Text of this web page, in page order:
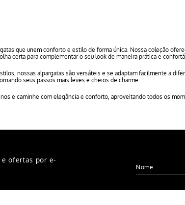
que unem conforto e estilo de forma única. Nossa coleção
certa para complementar o seu look de maneira prática e
nossas alpargatas são versáteis e se adaptam facilmente a
seus passos mais leves e cheios de charme.
e caminhe com elegância e conforto, aproveitando todos os
e ofertas por e-